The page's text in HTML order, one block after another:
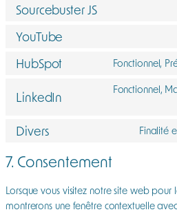
Sourcebuster JS
YouTube
HubSpot Fonctionnel,
LinkedIn
Fonctionnel,
Divers Finalité
7. Consentement
Lorsque vous visitez notre site web pour
montrerons une fenêtre contextuelle